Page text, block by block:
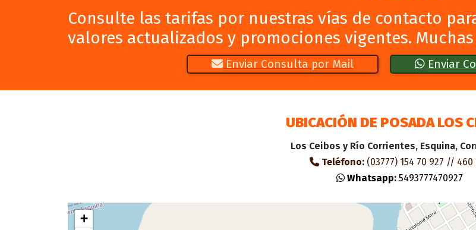
Consulte las tarifas por nuestras vías de contacto
valores actualizados y promociones vigentes. Muchas
Enviar Consulta por Mail Enviar
UBICACIÓN DE POSADA LOS
Los Ceibos y Río Corrientes, Esquina,
Teléfono:(03777) 154 70 927 // 460
Whatsapp:5493777470927